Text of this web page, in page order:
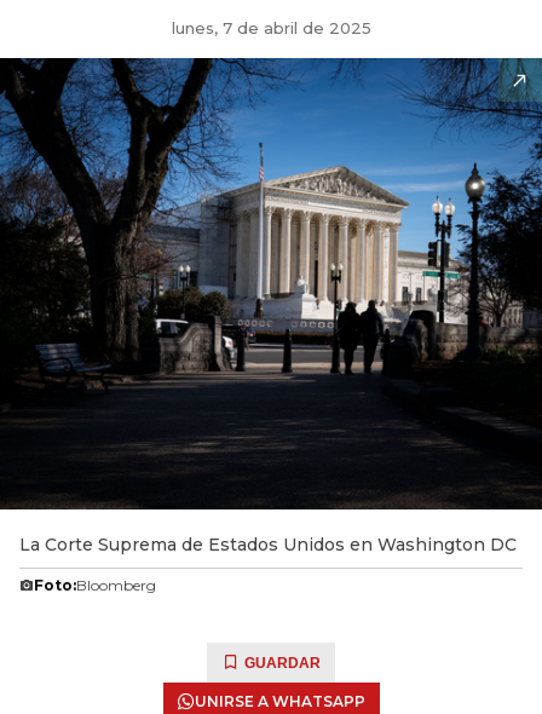
lunes, 7 de abril de 2025
La Corte Suprema de Estados Unidos en Washington DC
Foto:Bloomberg
GUARDAR
UNIRSE A WHATSAPP